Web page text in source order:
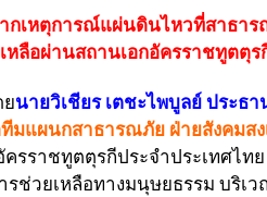
กเหตุการณ์แผ่นดินไหวที่สาธา
ลือผ่านสถานเอกอัครราชทูตตุ
นายวิเชียร เตชะไพบูลย์ ประธ
แผนกสาธารณภัย ฝ่ายสังคมสง
รราชทูตตุรกีประจำประเทศไทย
ช่วยเหลือทางมนุษยธรรม บริเ